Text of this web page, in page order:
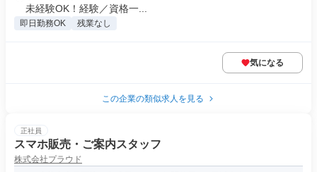
未経験OK！経験／資格一...
即日勤務OK 残業なし
気になる
この企業の類似求人を見る
正社員
スマホ販売・ご案内スタッフ
株式会社プラウド